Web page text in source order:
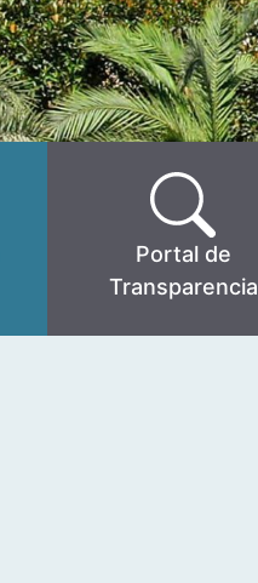
Portal de
Transparencia